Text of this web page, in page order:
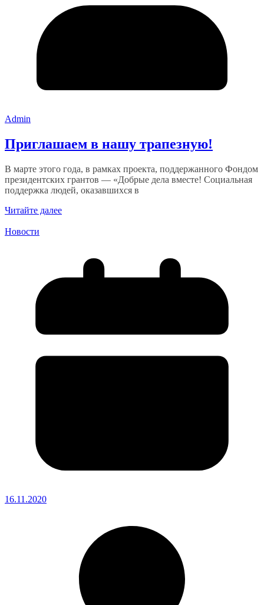
Admin
Приглашаем в нашу трапезную!
В марте этого года, в рамках проекта, поддержанного Фондом
президентских грантов — «Добрые дела вместе! Социальная
поддержка людей, оказавшихся в
Читайте далее
Новости
16.11.2020